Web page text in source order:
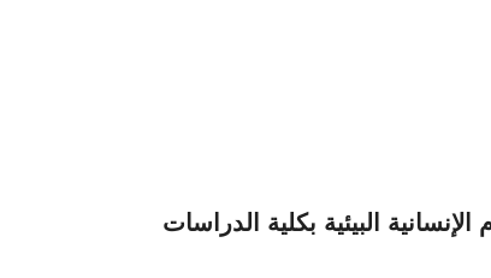
البيئية بكلية الدراسات